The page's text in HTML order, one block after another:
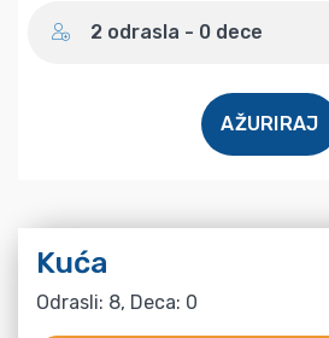
2 odrasla - 0 dece
AŽURIRAJ
Kuća
Odrasli: 8, Deca: 0